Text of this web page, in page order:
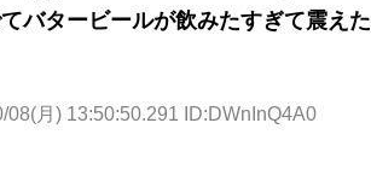
バタービールが飲みたすぎて震えた
08(月) 13:50:50.291 ID:DWnInQ4A0